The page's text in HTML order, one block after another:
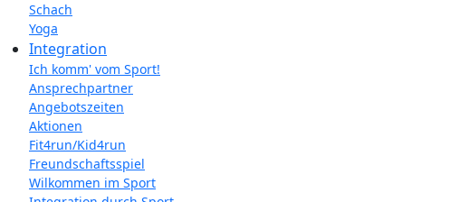
Schach
Yoga
Integration
Ich komm' vom Sport!
Ansprechpartner
Angebotszeiten
Aktionen
Fit4run/Kid4run
Freundschaftsspiel
Wilkommen im Sport